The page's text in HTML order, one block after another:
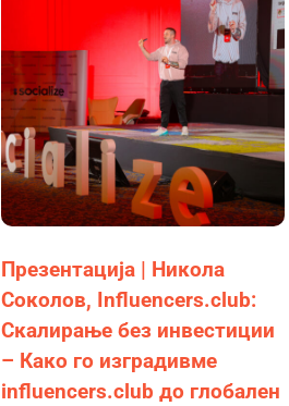
Презентација | Никола
Соколов, Influencers.club:
Скалирање без инвестиции
– Како го изградивме
influencers.club до глобален